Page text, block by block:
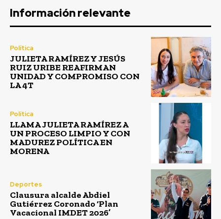
Información relevante
Política
JULIETA RAMÍREZ Y JESÚS
RUIZ URIBE REAFIRMAN
UNIDAD Y COMPROMISO CON
LA 4T
Política
LLAMA JULIETA RAMÍREZ A
UN PROCESO LIMPIO Y CON
MADUREZ POLÍTICA EN
MORENA
Deportes
Clausura alcalde Abdiel
Gutiérrez Coronado ‘Plan
Vacacional IMDET 2026’